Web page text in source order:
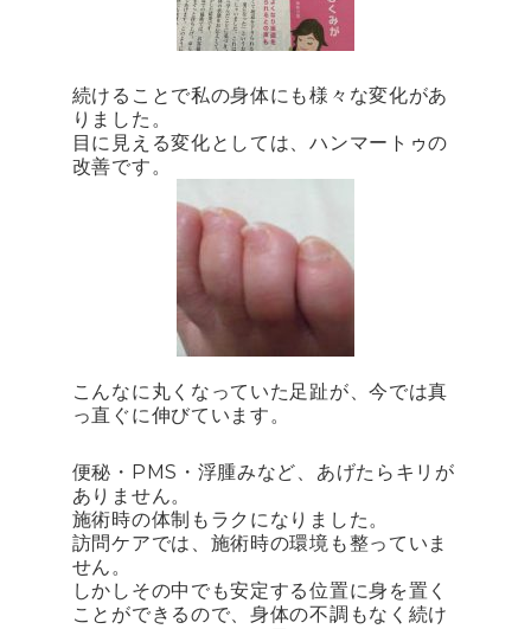
続けることで私の身体にも様々な変化があ
りました。
目に見える変化としては、ハンマートゥの
改善です。
こんなに丸くなっていた足趾が、今では真
っ直ぐに伸びています。
便秘・PMS・浮腫みなど、あげたらキリが
ありません。
施術時の体制もラクになりました。
訪問ケアでは、施術時の環境も整っていま
せん。
しかしその中でも安定する位置に身を置く
ことができるので、身体の不調もなく続け